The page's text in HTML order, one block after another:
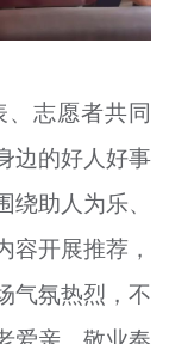
志愿者共同
边的好人好事
助人为乐、
容开展推荐，
气氛热烈，不